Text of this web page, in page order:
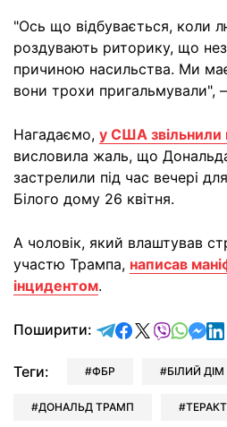
"Ось що відбувається, коли
роздувають риторику, що
причиною насильства. Ми
вони трохи пригальмували",
Нагадаємо, у США звільнили
висловила жаль, що
застрелили під час вечері
Білого дому 26 квітня.
А чоловік, який влаштував
участю Трампа, написав
інцидентом.
Поширити: відправити у
поділитись у
Теги: ФБР БІЛИЙ ДІМ
ДОНАЛЬД ТРАМП ТЕРАКТ